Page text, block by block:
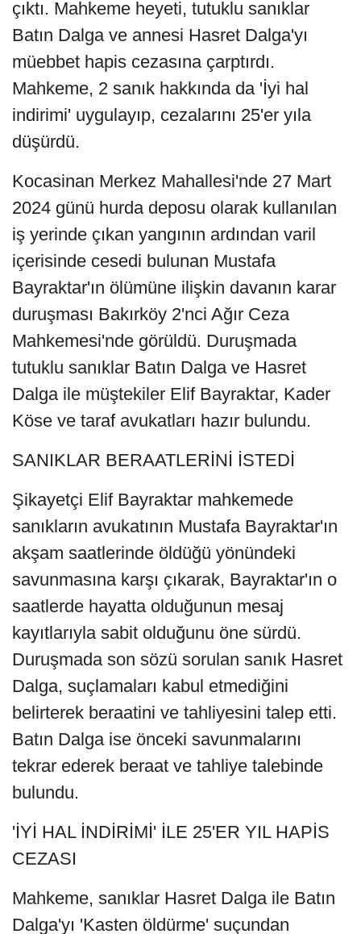
çıktı. Mahkeme heyeti, tutuklu sanıklar
Batın Dalga ve annesi Hasret Dalga'yı
müebbet hapis cezasına çarptırdı.
Mahkeme, 2 sanık hakkında da 'İyi hal
indirimi' uygulayıp, cezalarını 25'er yıla
düşürdü.
Kocasinan Merkez Mahallesi'nde 27 Mart
2024 günü hurda deposu olarak kullanılan
iş yerinde çıkan yangının ardından varil
içerisinde cesedi bulunan Mustafa
Bayraktar'ın ölümüne ilişkin davanın karar
duruşması Bakırköy 2'nci Ağır Ceza
Mahkemesi'nde görüldü. Duruşmada
tutuklu sanıklar Batın Dalga ve Hasret
Dalga ile müştekiler Elif Bayraktar, Kader
Köse ve taraf avukatları hazır bulundu.
SANIKLAR BERAATLERİNİ İSTEDİ
Şikayetçi Elif Bayraktar mahkemede
sanıkların avukatının Mustafa Bayraktar'ın
akşam saatlerinde öldüğü yönündeki
savunmasına karşı çıkarak, Bayraktar'ın o
saatlerde hayatta olduğunun mesaj
kayıtlarıyla sabit olduğunu öne sürdü.
Duruşmada son sözü sorulan sanık Hasret
Dalga, suçlamaları kabul etmediğini
belirterek beraatini ve tahliyesini talep etti.
Batın Dalga ise önceki savunmalarını
tekrar ederek beraat ve tahliye talebinde
bulundu.
'İYİ HAL İNDİRİMİ' İLE 25'ER YIL HAPİS
CEZASI
Mahkeme, sanıklar Hasret Dalga ile Batın
Dalga'yı 'Kasten öldürme' suçundan